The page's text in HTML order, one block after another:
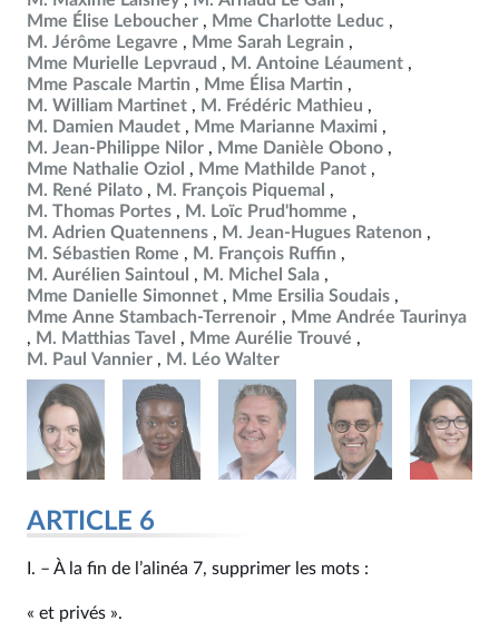
Mme Élise Leboucher
Mme Charlotte Leduc
M. Jérôme Legavre
Mme Sarah Legrain
Mme Murielle Lepvraud
M. Antoine Léaument
Mme Pascale Martin
Mme Élisa Martin
M. William Martinet
M. Frédéric Mathieu
M. Damien Maudet
Mme Marianne Maximi
M. Jean-Philippe Nilor
Mme Danièle Obono
Mme Nathalie Oziol
Mme Mathilde Panot
M. René Pilato
M. François Piquemal
M. Thomas Portes
M. Loïc Prud'homme
M. Adrien Quatennens
M. Jean-Hugues Ratenon
M. Sébastien Rome
M. François Ruffin
M. Aurélien Saintoul
M. Michel Sala
Mme Danielle Simonnet
Mme Ersilia Soudais
Mme Anne Stambach-Terrenoir
Mme Andrée Taurinya
M. Matthias Tavel
Mme Aurélie Trouvé
M. Paul Vannier
M. Léo Walter
ARTICLE 6
I. – À la fin de l’alinéa 7, supprimer les mots :
« et privés ».